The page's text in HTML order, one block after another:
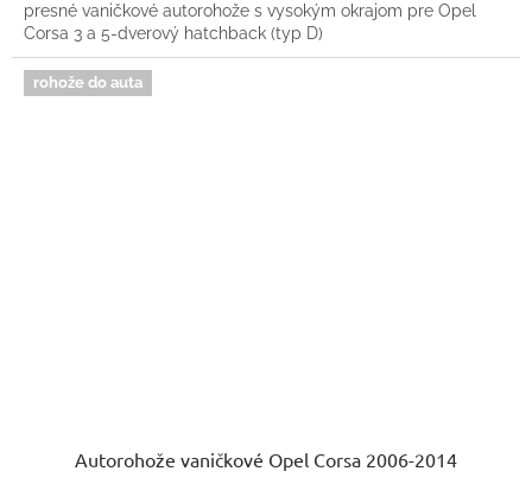
presné vaničkové autorohože s vysokým okrajom pre Opel
Corsa 3 a 5-dverový hatchback (typ D)
rohože do auta
Autorohože vaničkové Opel Corsa 2006-2014